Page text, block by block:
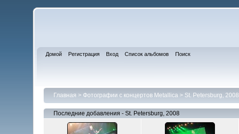
Домой Регистрация Вход Список альбомов Поиск
Главная > Фотографии с концертов Metallica> St. Petersburg, 2008
Последние добавления - St. Petersburg, 2008